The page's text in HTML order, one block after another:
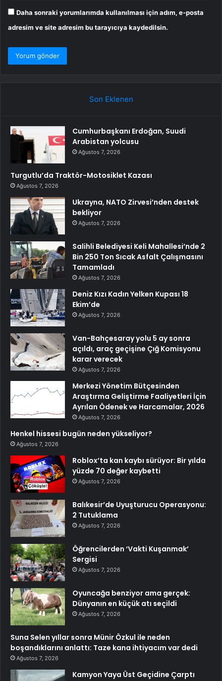
Daha sonraki yorumlarımda kullanılması için adım, e-posta
adresim ve site adresim bu tarayıcıya kaydedilsin.
Son Eklenen
Cumhurbaşkanı Erdoğan, Suudi
Arabistan yolcusu
Ağustos 7, 2026
Turgutlu’da Traktör-Motosiklet Kazası
Ağustos 7, 2026
Ukrayna, NATO Zirvesi’nden destek
bekliyor
Ağustos 7, 2026
Salihli Belediyesi Keli Mahallesi’nde 2
Bin 250 Ton Sıcak Asfalt Çalışmasını
Tamamladı
Ağustos 7, 2026
Deniz Kızı Kadın Yelken Kupası 18
Ekim’de
Ağustos 7, 2026
Van-Bahçesaray yolu 5 ay sonra
açıldı, araç geçişine Çığ Komisyonu
karar verecek
Ağustos 7, 2026
Merkezi Yönetim Bütçesinden
Araştırma Geliştirme Faaliyetleri İçin
Ayrılan Ödenek ve Harcamalar, 2026
Ağustos 7, 2026
Henkel hissesi bugün neden yükseliyor?
Ağustos 7, 2026
Roblox’ta kan kaybı sürüyor: Bir yılda
yüzde 70 değer kaybetti
Ağustos 7, 2026
Balıkesir’de Uyuşturucu Operasyonu:
2 Tutuklama
Ağustos 7, 2026
Öğrencilerden ‘Vakti Kuşanmak’
Sergisi
Ağustos 7, 2026
Oyuncağa benziyor ama gerçek:
Dünyanın en küçük atı seçildi
Ağustos 7, 2026
Suna Selen yıllar sonra Münir Özkul ile neden
boşandıklarını anlattı: Taze kana ihtiyacım var dedi
Ağustos 7, 2026
Kamyon Yaya Üst Geçidine Çarptı